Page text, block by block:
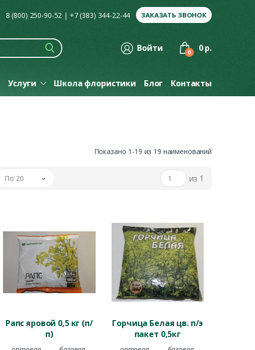
8 (800) 250-90-52 | +7 (383) 344-22-44 ЗАКАЗАТЬ ЗВОНОК
Войти 0 0 р.
Услуги Школа флористики Блог Контакты
Показано 1-19 из 19 наименований
По 20 из 1
Рапс яровой 0,5 кг (п/
п)
Горчица Белая цв. п/э
пакет 0,5кг